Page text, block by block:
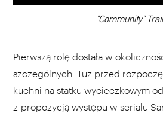
"Community"
Pierwszą rolę dostała w
szczególnych. Tuż przed
kuchni na statku wycieczkowym
z propozycją występu w serialu